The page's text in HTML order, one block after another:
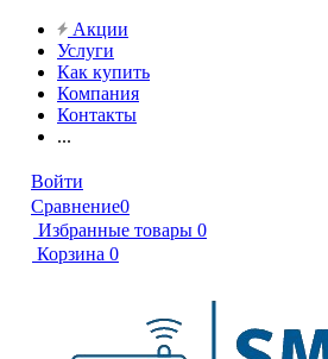
Акции
Услуги
Как купить
Компания
Контакты
...
Войти
Сравнение0
Избранные товары 0
Корзина 0